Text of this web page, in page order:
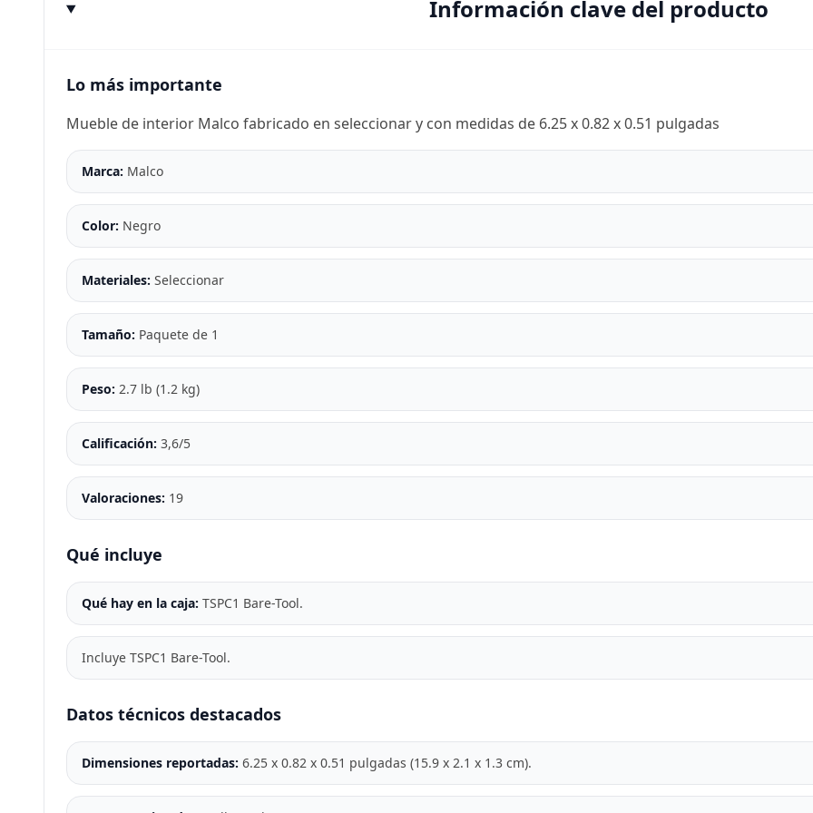
Información clave del producto
Lo más importante
Mueble de interior Malco fabricado en seleccionar y con medidas de 6.25 x 0.82 x 0.51 pulgadas
Marca: Malco
Color: Negro
Materiales: Seleccionar
Tamaño: Paquete de 1
Peso: 2.7 lb (1.2 kg)
Calificación: 3,6/5
Valoraciones: 19
Qué incluye
Qué hay en la caja: TSPC1 Bare-Tool.
Incluye TSPC1 Bare-Tool.
Datos técnicos destacados
Dimensiones reportadas: 6.25 x 0.82 x 0.51 pulgadas (15.9 x 2.1 x 1.3 cm).